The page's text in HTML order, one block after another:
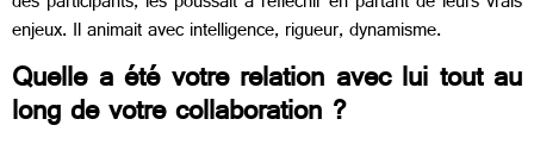
enjeux. Il animait avec intelligence, rigueur, dynamisme.
Quelle a été votre relation avec lui tout au
long de votre collaboration ?